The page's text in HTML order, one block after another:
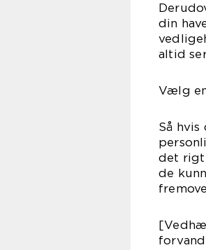
din
altid
Vælg
Så
det
de